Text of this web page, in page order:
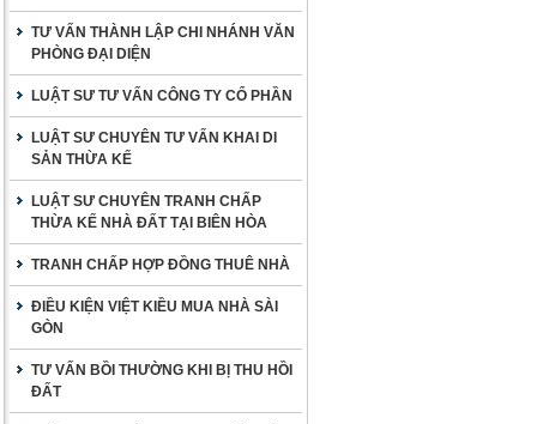
TƯ VẤN THÀNH LẬP CHI NHÁNH VĂN
PHÒNG ĐẠI DIỆN
LUẬT SƯ TƯ VẤN CÔNG TY CỔ PHẦN
LUẬT SƯ CHUYÊN TƯ VẤN KHAI DI
SẢN THỪA KẾ
LUẬT SƯ CHUYÊN TRANH CHẤP
THỪA KẾ NHÀ ĐẤT TẠI BIÊN HÒA
TRANH CHẤP HỢP ĐỒNG THUÊ NHÀ
ĐIỀU KIỆN VIỆT KIỀU MUA NHÀ SÀI
GÒN
TƯ VẤN BỒI THƯỜNG KHI BỊ THU HỒI
ĐẤT